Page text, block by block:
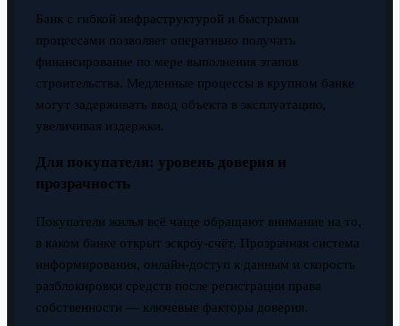
Банк с гибкой инфраструктурой и быстрыми
процессами позволяет оперативно получать
финансирование по мере выполнения этапов
строительства. Медленные процессы в крупном банке
могут задерживать ввод объекта в эксплуатацию,
увеличивая издержки.
Для покупателя: уровень доверия и
прозрачность
Покупатели жилья всё чаще обращают внимание на то,
в каком банке открыт эскроу-счёт. Прозрачная система
информирования, онлайн-доступ к данным и скорость
разблокировки средств после регистрации права
собственности — ключевые факторы доверия.